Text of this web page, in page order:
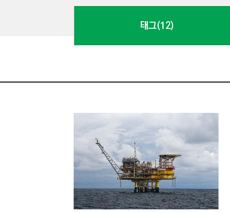
&
O
S
R
U
C
T
태그(12)